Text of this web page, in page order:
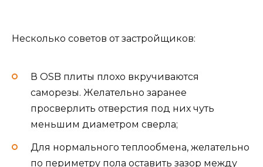
Несколько советов от застройщиков:
В OSB плиты плохо вкручиваются
саморезы. Желательно заранее
просверлить отверстия под них чуть
меньшим диаметром сверла;
Для нормального теплообмена, желательно
по периметру пола оставить зазор между